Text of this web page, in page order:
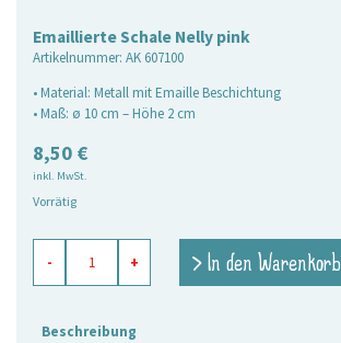
Emaillierte Schale Nelly pink
Artikelnummer: AK 607100
• Material: Metall mit Emaille Beschichtung
• Maß: ø 10 cm – Höhe 2 cm
8,50 €
inkl. MwSt.
Vorrätig
Schale
Nelly
Menge
- + > In den Warenkorb
Beschreibung